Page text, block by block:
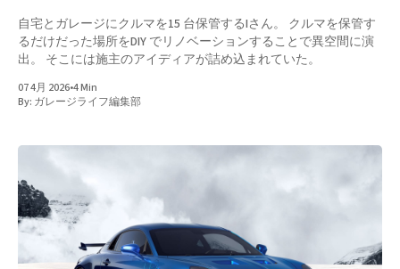
自宅とガレージにクルマを15 台保管するIさん。 クルマを保管す
るだけだった場所をDIY でリノベーションすることで異空間に演
出。 そこには施主のアイディアが詰め込まれていた。
07 4月 2026•4 Min
By: ガレージライフ編集部